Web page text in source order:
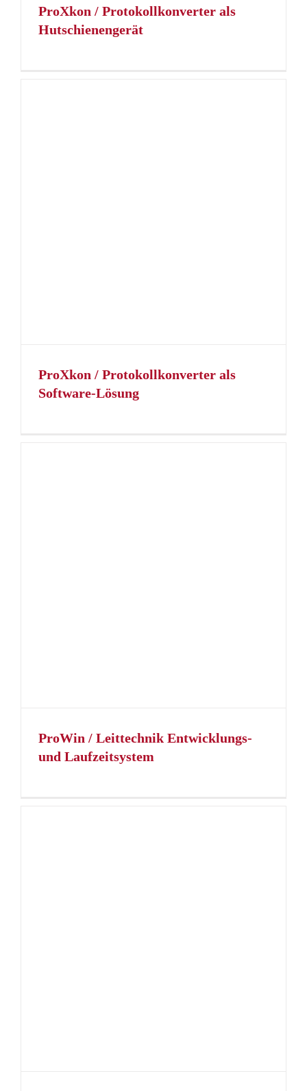
ProXkon / Protokollkonverter als
Hutschienengerät
ProXkon / Protokollkonverter als
Software-Lösung
ProWin / Leittechnik Entwicklungs-
und Laufzeitsystem